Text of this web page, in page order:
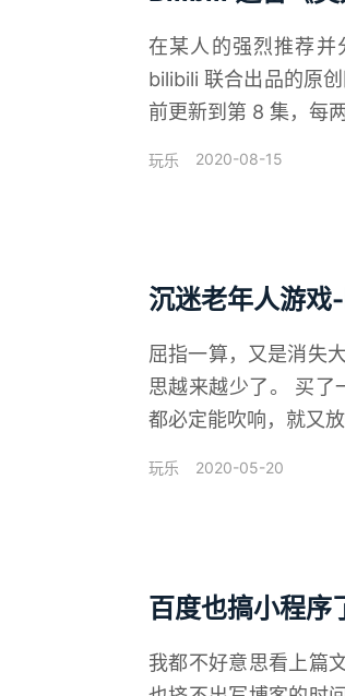
在某人的强烈推荐并
bilibili 联合出品的原
前更新到第 8 集，每
玩乐 2020-08-15
沉迷老年人游戏
屈指一算，又是消失
思越来越少了。 买
都必定能吹响，就又
玩乐 2020-05-20
百度也搞小程
我都不好意思看上篇